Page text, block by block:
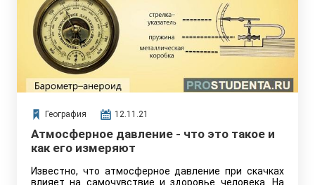
География 12.11.21
Атмосферное давление - что это такое и
как его измеряют
Известно, что атмосферное давление при скачках
влияет на самочувствие и здоровье человека. На